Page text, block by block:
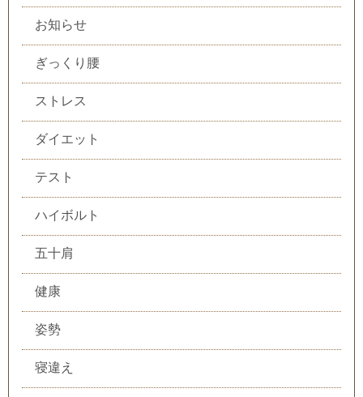
お知らせ
ぎっくり腰
ストレス
ダイエット
テスト
ハイボルト
五十肩
健康
姿勢
寝違え